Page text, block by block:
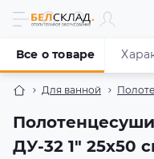
Для ванной
ДУ-32 1" 25x50
Все о товаре